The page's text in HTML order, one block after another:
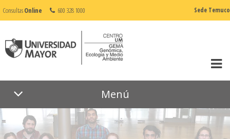
ConsultasOnline 600 328 1000 Sede Temuco
Menú